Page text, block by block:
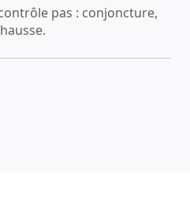
pas : conjoncture,